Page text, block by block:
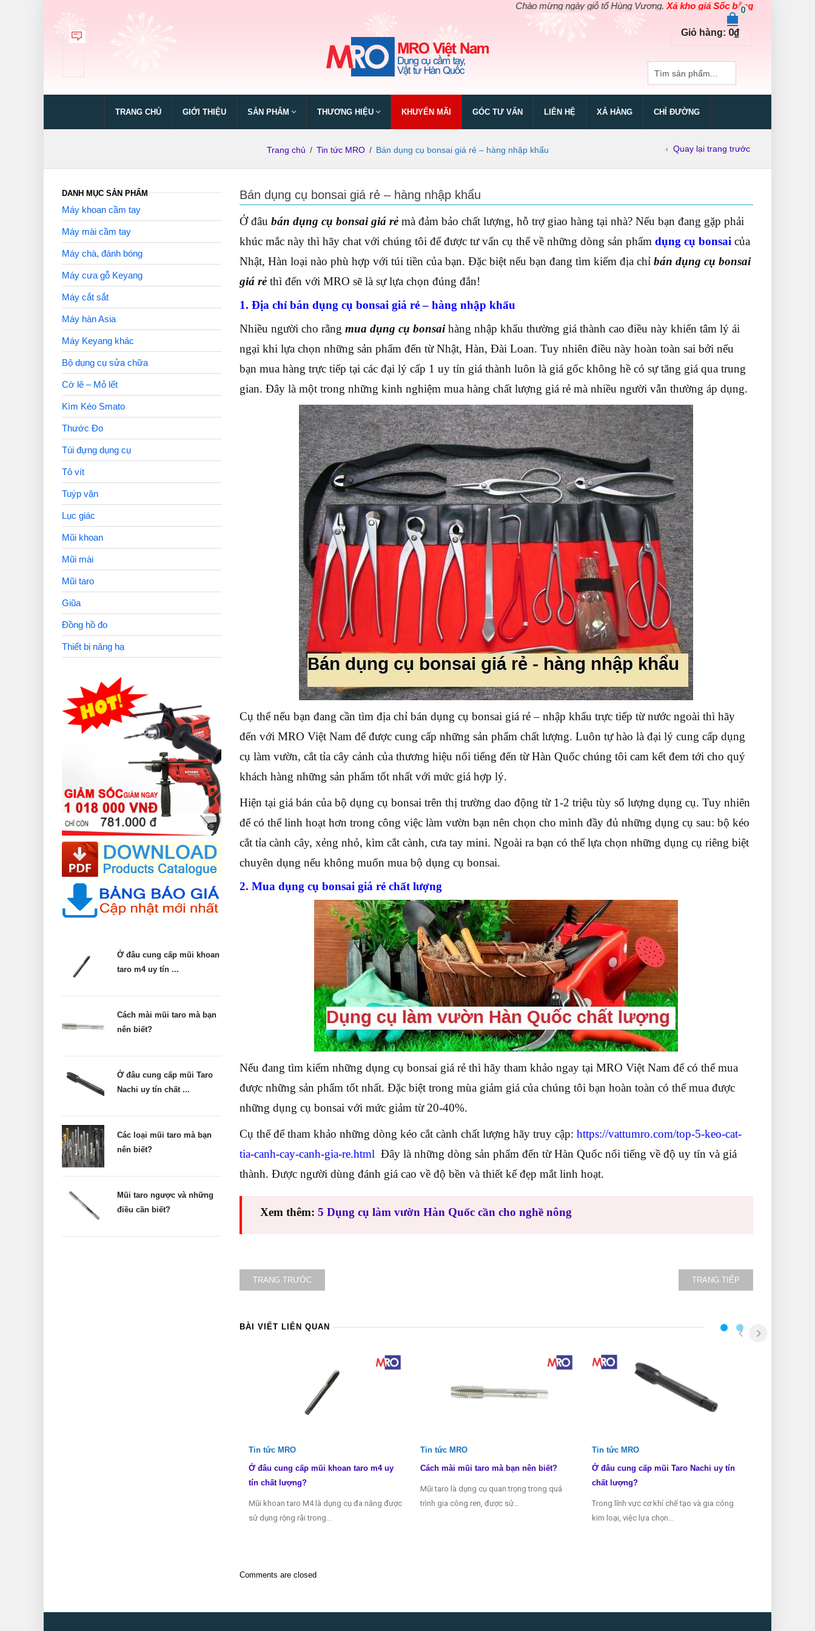
Chào mừng ngày giỗ tổ Hùng Vương.Xả kho giá Sốc bằng giá Gốccho các sản
0
Giỏ hàng: 0₫
TRANG CHỦ GIỚI THIỆU SẢN PHẨM THƯƠNG HIỆU KHUYẾN MÃI GÓC TƯ VẤN LIÊN HỆ XẢ HÀNG CHỈ ĐƯỜNG
Trang chủ / Tin tức MRO / Bán dụng cụ bonsai giá rẻ – hàng nhập khẩu Quay lại trang trước
Bán dụng cụ bonsai giá rẻ – hàng nhập khẩu
Ở đâu bán dụng cụ bonsai giá rẻmà đảm bảo chất lượng, hỗ trợ giao hàng tại nhà? Nếu bạn đang gặp phải
khúc mắc này thì hãy chat với chúng tôi để được tư vấn cụ thể về những dòng sản phẩm dụng cụ bonsai của
Nhật, Hàn loại nào phù hợp với túi tiền của bạn. Đặc biệt nếu bạn đang tìm kiếm địa chỉ bán dụng cụ bonsai
giá rẻthì đến với MRO sẽ là sự lựa chọn đúng đắn!
1. Địa chỉ bán dụng cụ bonsai giá rẻ – hàng nhập khẩu
Nhiều người cho rằng mua dụng cụ bonsaihàng nhập khẩu thường giá thành cao điều này khiến tâm lý ái
ngại khi lựa chọn những sản phẩm đến từ Nhật, Hàn, Đài Loan. Tuy nhiên điều này hoàn toàn sai bởi nếu
bạn mua hàng trực tiếp tại các đại lý cấp 1 uy tín giá thành luôn là giá gốc không hề có sự tăng giá qua trung
gian. Đây là một trong những kinh nghiệm mua hàng chất lượng giá rẻ mà nhiều người vẫn thường áp dụng.
Cụ thể nếu bạn đang cần tìm địa chỉ bán dụng cụ bonsai giá rẻ – nhập khẩu trực tiếp từ nước ngoài thì hãy
đến với MRO Việt Nam để được cung cấp những sản phẩm chất lượng. Luôn tự hào là đại lý cung cấp dụng
cụ làm vườn, cắt tỉa cây cảnh của thương hiệu nổi tiếng đến từ Hàn Quốc chúng tôi cam kết đem tới cho quý
khách hàng những sản phẩm tốt nhất với mức giá hợp lý.
Hiện tại giá bán của bộ dụng cụ bonsai trên thị trường dao động từ 1-2 triệu tùy số lượng dụng cụ. Tuy nhiên
để có thể linh hoạt hơn trong công việc làm vườn bạn nên chọn cho mình đầy đủ những dụng cụ sau: bộ kéo
cắt tỉa cành cây, xẻng nhỏ, kìm cắt cành, cưa tay mini. Ngoài ra bạn có thể lựa chọn những dụng cụ riêng biệt
chuyên dụng nếu không muốn mua bộ dụng cụ bonsai.
2. Mua dụng cụ bonsai giá rẻ chất lượng
Nếu đang tìm kiếm những dụng cụ bonsai giá rẻ thì hãy tham khảo ngay tại MRO Việt Nam để có thể mua
được những sản phẩm tốt nhất. Đặc biệt trong mùa giảm giá của chúng tôi bạn hoàn toàn có thể mua được
những dụng cụ bonsai với mức giảm từ 20-40%.
Cụ thể để tham khảo những dòng kéo cắt cành chất lượng hãy truy cập: https://vattumro.com/top-5-keo-cat-
tia-canh-cay-canh-gia-re.html Đây là những dòng sản phẩm đến từ Hàn Quốc nổi tiếng về độ uy tín và giá
thành. Được người dùng đánh giá cao về độ bền và thiết kế đẹp mắt linh hoạt.
Xem thêm: 5 Dụng cụ làm vườn Hàn Quốc cần cho nghề nông
TRANG TRƯỚC TRANG TIẾP
BÀI VIẾT LIÊN QUAN
Tin tức MRO
Ở đâu cung cấp mũi khoan taro m4 uy
tín chất lượng?
Mũi khoan taro M4 là dụng cụ đa năng được
sử dụng rộng rãi trong…
Tin tức MRO
Cách mài mũi taro mà bạn nên biết?
Mũi taro là dụng cụ quan trọng trong quá
trình gia công ren, được sử…
Tin tức MRO
Ở đâu cung cấp mũi Taro Nachi uy tín
chất lượng?
Trong lĩnh vực cơ khí chế tạo và gia công
kim loại, việc lựa chọn…
Comments are closed
DANH MỤC SẢN PHẨM
Máy khoan cầm tay
Máy mài cầm tay
Máy chà, đánh bóng
Máy cưa gỗ Keyang
Máy cắt sắt
Máy hàn Asia
Máy Keyang khác
Bộ dụng cụ sửa chữa
Cờ lê – Mỏ lết
Kìm Kéo Smato
Thước Đo
Túi đựng dụng cụ
Tô vít
Tuýp vặn
Lục giác
Mũi khoan
Mũi mài
Mũi taro
Giũa
Đồng hồ đo
Thiết bị nâng hạ
Ở đâu cung cấp mũi khoan
taro m4 uy tín ...
Cách mài mũi taro mà bạn
nên biết?
Ở đâu cung cấp mũi Taro
Nachi uy tín chất ...
Các loại mũi taro mà bạn
nên biết?
Mũi taro ngược và những
điều cần biết?